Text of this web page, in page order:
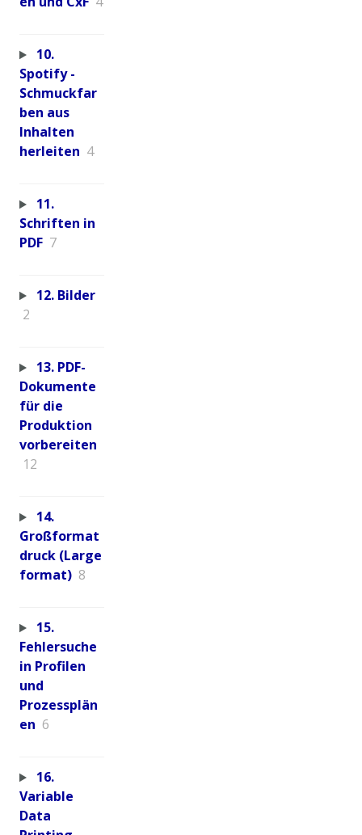
10.
Spotify -
Schmuckfar
ben aus
Inhalten
herleiten 4
11.
Schriften in
PDF 7
12. Bilder
2
13. PDF-
Dokumente
für die
Produktion
vorbereiten
12
14.
Großformat
druck (Large
format) 8
15.
Fehlersuche
in Profilen
und
Prozessplän
en 6
16.
Variable
Data